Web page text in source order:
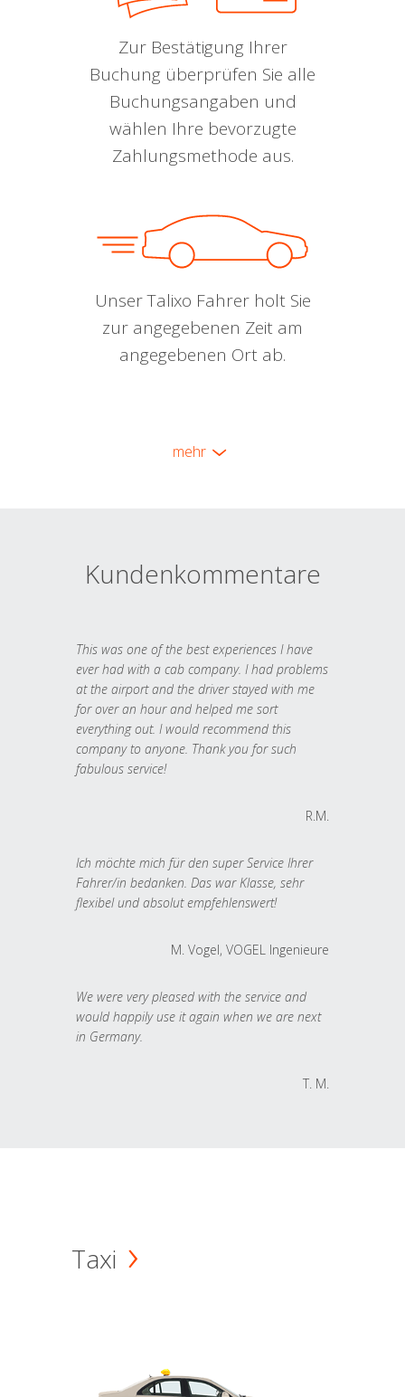
Zur Bestätigung Ihrer
Buchung überprüfen Sie alle
Buchungsangaben und
wählen Ihre bevorzugte
Zahlungsmethode aus.
Unser Talixo Fahrer holt Sie
zur angegebenen Zeit am
angegebenen Ort ab.
mehr
Kundenkommentare
This was one of the best experiences I have
ever had with a cab company. I had problems
at the airport and the driver stayed with me
for over an hour and helped me sort
everything out. I would recommend this
company to anyone. Thank you for such
fabulous service!
R.M.
Ich möchte mich für den super Service Ihrer
Fahrer/in bedanken. Das war Klasse, sehr
flexibel und absolut empfehlenswert!
M. Vogel, VOGEL Ingenieure
We were very pleased with the service and
would happily use it again when we are next
in Germany.
T. M.
Taxi